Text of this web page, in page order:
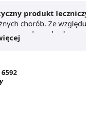
produkt
chorób. Ze
ze sposobem
6592